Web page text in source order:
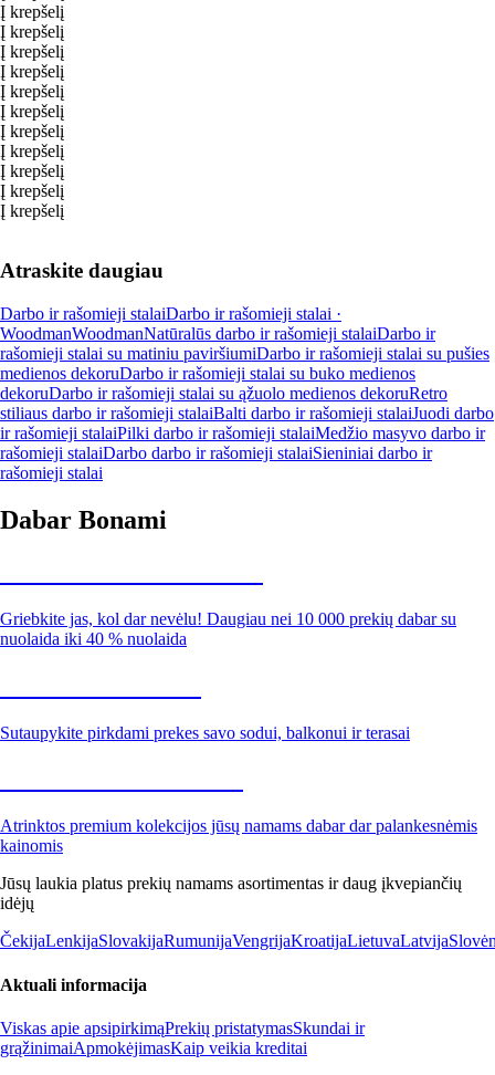
Į krepšelį
Į krepšelį
Į krepšelį
Į krepšelį
Į krepšelį
Į krepšelį
Į krepšelį
Į krepšelį
Į krepšelį
Į krepšelį
Į krepšelį
Atraskite daugiau
Darbo ir rašomieji stalaiDarbo ir rašomieji stalai ·
WoodmanWoodmanNatūralūs darbo ir rašomieji stalaiDarbo ir
rašomieji stalai su matiniu paviršiumiDarbo ir rašomieji stalai su pušies
medienos dekoruDarbo ir rašomieji stalai su buko medienos
dekoruDarbo ir rašomieji stalai su ąžuolo medienos dekoruRetro
stiliaus darbo ir rašomieji stalaiBalti darbo ir rašomieji stalaiJuodi darbo
ir rašomieji stalaiPilki darbo ir rašomieji stalaiMedžio masyvo darbo ir
rašomieji stalaiDarbo darbo ir rašomieji stalaiSieniniai darbo ir
rašomieji stalai
Dabar Bonami
Griebkite jas, kol dar nevėlu! Daugiau nei 10 000 prekių dabar su
nuolaida iki 40 % nuolaida
Sutaupykite pirkdami prekes savo sodui, balkonui ir terasai
Atrinktos premium kolekcijos jūsų namams dabar dar palankesnėmis
kainomis
Jūsų laukia platus prekių namams asortimentas ir daug įkvepiančių
idėjų
ČekijaLenkijaSlovakijaRumunijaVengrijaKroatijaLietuvaLatvija
Aktuali informacija
Viskas apie apsipirkimąPrekių pristatymasSkundai ir
grąžinimaiApmokėjimasKaip veikia kreditai